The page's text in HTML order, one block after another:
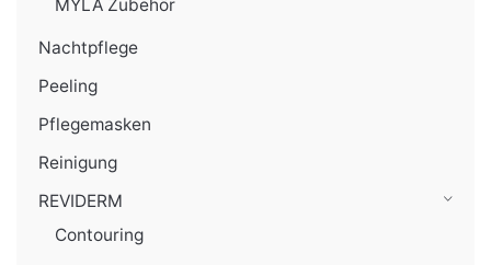
MYLA Zubehör
Nachtpflege
Peeling
Pflegemasken
Reinigung
REVIDERM
Contouring